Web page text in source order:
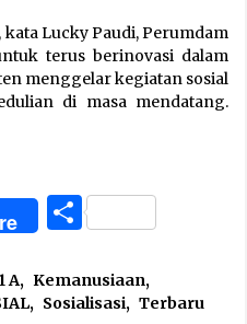
Lucky Paudi, Perumdam
terus berinovasi dalam
menggelar kegiatan sosial
di masa mendatang.
Share
A, Kemanusiaan,
, Sosialisasi, Terbaru